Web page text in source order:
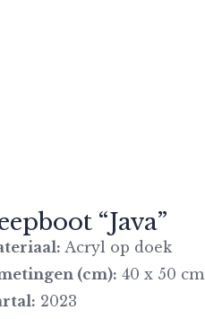
“Java”
Acryl op doek
(cm): 40 x 50 cm
2023